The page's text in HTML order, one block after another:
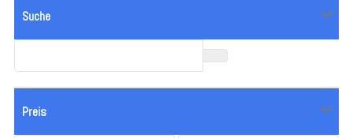
Suche
Preis